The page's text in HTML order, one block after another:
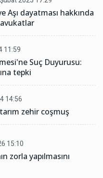
Aşı dayatması hakkında
11:59
Suç Duyurusu:
tepki
14:56
zehir coşmuş
15:10
zorla yapılmasını